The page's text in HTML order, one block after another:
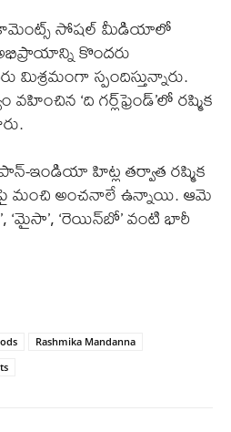
ఈ కామెంట్స్ సోషల్ మీడియాలో
కొందరు
మిశ్రమంగా స్పందిస్తున్నారు.
వహించిన ‘ది గర్ల్‌ఫ్రెండ్’లో రష్మిక
పాన్-ఇండియా హిట్ల తర్వాత రష్మిక
మంచి అంచనాలే ఉన్నాయి. ఆమె
‘మైసా’, ‘రెయిన్‌బో’ వంటి భారీ
Rashmika Mandanna